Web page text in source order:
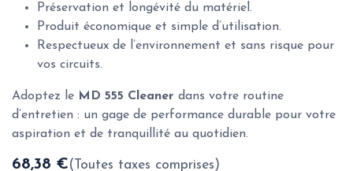
Préservation et longévité du matériel.
Produit économique et simple d’utilisation.
Respectueux de l’environnement et sans risque pour
vos circuits.
Adoptez le MD 555 Cleaner dans votre routine
d’entretien : un gage de performance durable pour votre
aspiration et de tranquillité au quotidien.
68,38 €(Toutes taxes comprises)